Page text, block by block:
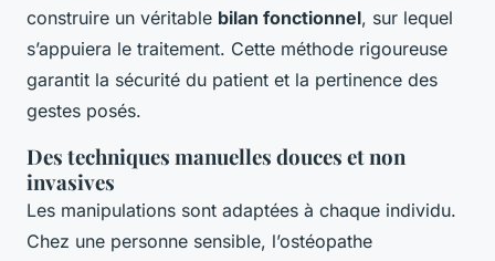
construire un véritable bilan fonctionnel, sur lequel
s’appuiera le traitement. Cette méthode rigoureuse
garantit la sécurité du patient et la pertinence des
gestes posés.
Des techniques manuelles douces et non
invasives
Les manipulations sont adaptées à chaque individu.
Chez une personne sensible, l’ostéopathe